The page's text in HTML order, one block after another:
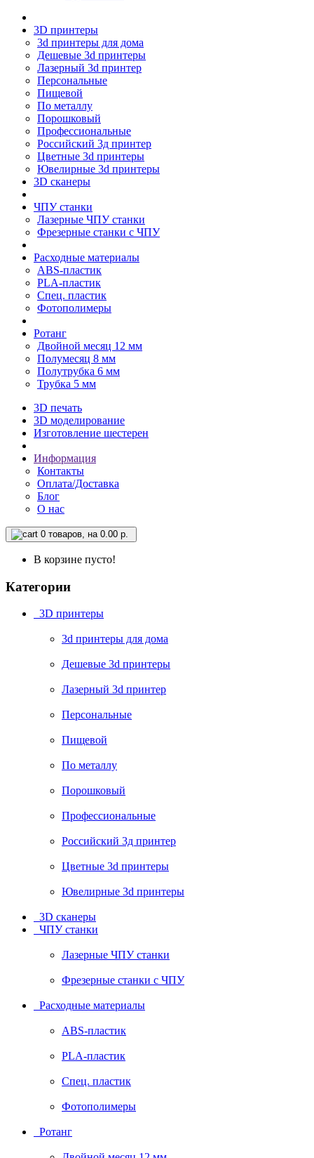
3D принтеры
3d принтеры для дома
Дешевые 3d принтеры
Лазерный 3d принтер
Персональные
Пищевой
По металлу
Порошковый
Профессиональные
Российский 3д принтер
Цветные 3d принтеры
Ювелирные 3d принтеры
3D сканеры
ЧПУ станки
Лазерные ЧПУ станки
Фрезерные станки с ЧПУ
Расходные материалы
ABS-пластик
PLA-пластик
Спец. пластик
Фотополимеры
Ротанг
Двойной месяц 12 мм
Полумесяц 8 мм
Полутрубка 6 мм
Трубка 5 мм
3D печать
3D моделирование
Изготовление шестерен
Информация
Контакты
Оплата/Доставка
Блог
О нас
0 товаров, на 0.00 р.
В корзине пусто!
Категории
3D принтеры
3d принтеры для дома
Дешевые 3d принтеры
Лазерный 3d принтер
Персональные
Пищевой
По металлу
Порошковый
Профессиональные
Российский 3д принтер
Цветные 3d принтеры
Ювелирные 3d принтеры
3D сканеры
ЧПУ станки
Лазерные ЧПУ станки
Фрезерные станки с ЧПУ
Расходные материалы
ABS-пластик
PLA-пластик
Спец. пластик
Фотополимеры
Ротанг